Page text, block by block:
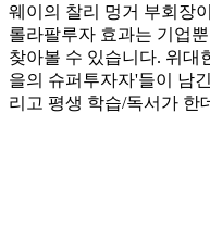
웨이의 찰리 멍거 부회장
롤라팔루자 효과는 기업
찾아볼 수 있습니다. 위대
을의 슈퍼투자자'들이 남
리고 평생 학습/독서가 한